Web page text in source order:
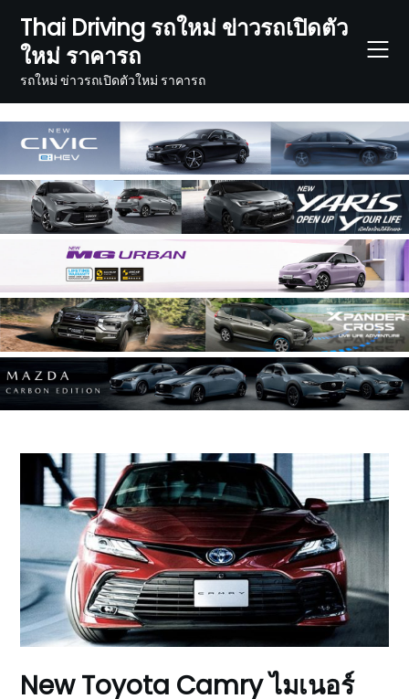
content
Thai Driving รถใหม่ ข่าวรถเปิดตัว
ใหม่ ราคารถ
รถใหม่ ข่าวรถเปิดตัวใหม่ ราคารถ
New Toyota Camry ไมเนอร์